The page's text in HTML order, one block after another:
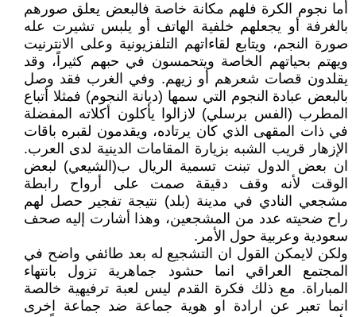
أما نجوم الكرة فلهم مكانة خاصة فالبعض يعلق صورهم
بالغرفة أو يجعلهم خلفية الهاتف أو يلبس تشيرت عله
صورة النجم، ويتابع لقاءاتهم التلفزيونية وعلى الانترنيت
ويهتم بحياتهم الخاصة ويتحمسون في حبهم كثيراً، وقد
يقلدون قصات شعرهم أو زيهم. وفي الغرب فقد وصل
بالبعض عبادة النجوم التي سمها (ديانة النجوم) فمثلا أتباع
المطرب (الفس برسلي) لازالوا يأكلون أكلاته المفضلة
في ذات المقهى الذي كان يرتاده، ويقدمون لقبره باقات
الإزهار قريب الشبه بزيارة المقامات الدينية لدى العرب.
ان بعض الدول تبنت تسمية الريال ب(الشيعي) لبعض
الوقت لأنه وقف دقيقة صمت على أرواح رابطة
مشجعي النادي في مدينة (بلد) نتيجة تفجير حصل لهم
راح ضحيته عدد من المشجعين، وهذا أشارت إليه صحف
سعودية وعربية حول الأمر.
ولكن لايمكن القول ان التشجيع له بعد طائفي واضح في
المجتمع العراقي انما حشود جماهرية تزول بانتهاء
المباراة. مع ذلك فكرة القدم ليس لعبة ترفيهية خالصة
انما تعبر عن ارادة او هوية جماعة ضد جماعة اخرى